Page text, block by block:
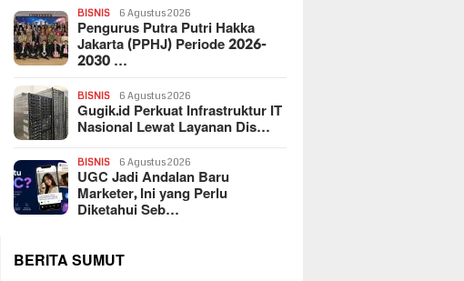
BISNIS 6 Agustus 2026
Pengurus Putra Putri Hakka
Jakarta (PPHJ) Periode 2026-
2030 …
BISNIS 6 Agustus 2026
Gugik.id Perkuat Infrastruktur IT
Nasional Lewat Layanan Dis…
BISNIS 6 Agustus 2026
UGC Jadi Andalan Baru
Marketer, Ini yang Perlu
Diketahui Seb…
BERITA SUMUT